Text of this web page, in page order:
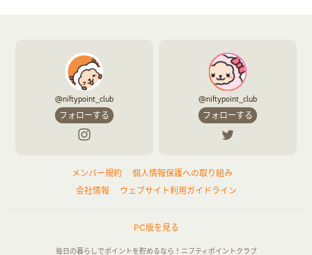
@niftypoint_club
フォローする
@niftypoint_club
フォローする
メンバー規約
個人情報保護への取り組み
会社情報
ウェブサイト利用ガイドライン
PC版を見る
毎日の暮らしでポイントを貯めるなら！ニフティポイントクラブ